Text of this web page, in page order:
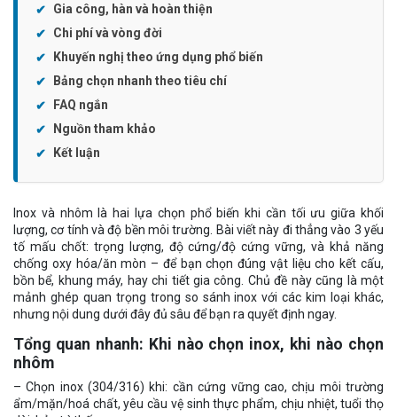
Gia công, hàn và hoàn thiện
Chi phí và vòng đời
Khuyến nghị theo ứng dụng phổ biến
Bảng chọn nhanh theo tiêu chí
FAQ ngắn
Nguồn tham khảo
Kết luận
Inox và nhôm là hai lựa chọn phổ biến khi cần tối ưu giữa khối
lượng, cơ tính và độ bền môi trường. Bài viết này đi thẳng vào 3 yếu
tố mấu chốt: trọng lượng, độ cứng/độ cứng vững, và khả năng
chống oxy hóa/ăn mòn – để bạn chọn đúng vật liệu cho kết cấu,
bồn bể, khung máy, hay chi tiết gia công. Chủ đề này cũng là một
mảnh ghép quan trọng trong so sánh inox với các kim loại khác,
nhưng nội dung dưới đây đủ sâu để bạn ra quyết định ngay.
Tổng quan nhanh: Khi nào chọn inox, khi nào chọn
nhôm
– Chọn inox (304/316) khi: cần cứng vững cao, chịu môi trường
ẩm/mặn/hoá chất, yêu cầu vệ sinh thực phẩm, chịu nhiệt, tuổi thọ